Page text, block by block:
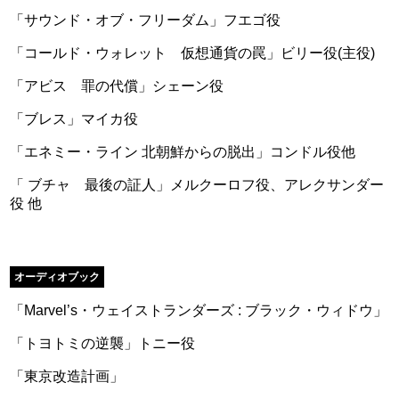
「サウンド・オブ・フリーダム」フエゴ役
「コールド・ウォレット 仮想通貨の罠」ビリー役(主役)
「アビス 罪の代償」シェーン役
「ブレス」マイカ役
「エネミー・ライン 北朝鮮からの脱出」コンドル役他
「 ブチャ 最後の証人」メルクーロフ役、アレクサンダー
役 他
オーディオブック
「Marvel’s・ウェイストランダーズ : ブラック・ウィドウ」
「トヨトミの逆襲」トニー役
「東京改造計画」